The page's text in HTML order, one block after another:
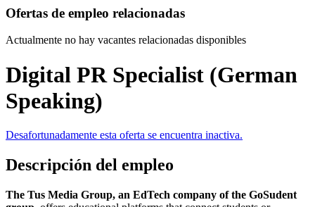
Ofertas de empleo relacionadas
Actualmente no hay vacantes relacionadas disponibles
Digital PR Specialist (German
Speaking)
Desafortunadamente esta oferta se encuentra inactiva.
Descripción del empleo
The Tus Media Group, an EdTech company of the GoSudent